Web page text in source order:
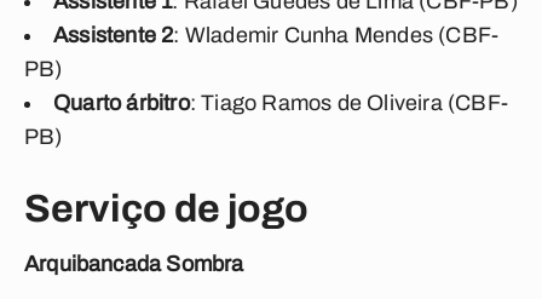
Assistente 2: Wlademir Cunha Mendes (CBF-
PB)
Quarto árbitro: Tiago Ramos de Oliveira (CBF-
PB)
Serviço de jogo
Arquibancada Sombra